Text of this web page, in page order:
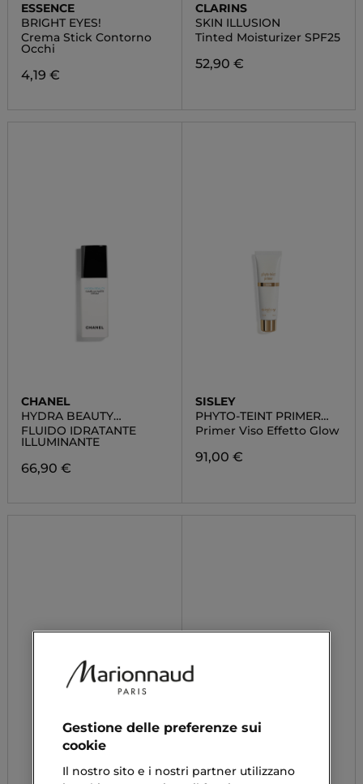
ESSENCE
BRIGHT EYES!
Crema Stick Contorno
Occhi
4,19 €
CLARINS
SKIN ILLUSION
Tinted Moisturizer SPF25
52,90 €
CHANEL
HYDRA BEAUTY
CAMELLIA WATER
CREAM
FLUIDO IDRATANTE
ILLUMINANTE
66,90 €
SISLEY
PHYTO-TEINT PRIMER
GLOW
Primer Viso Effetto Glow
91,00 €
Gestione delle preferenze sui
cookie
Il nostro sito e i nostri partner utilizzano